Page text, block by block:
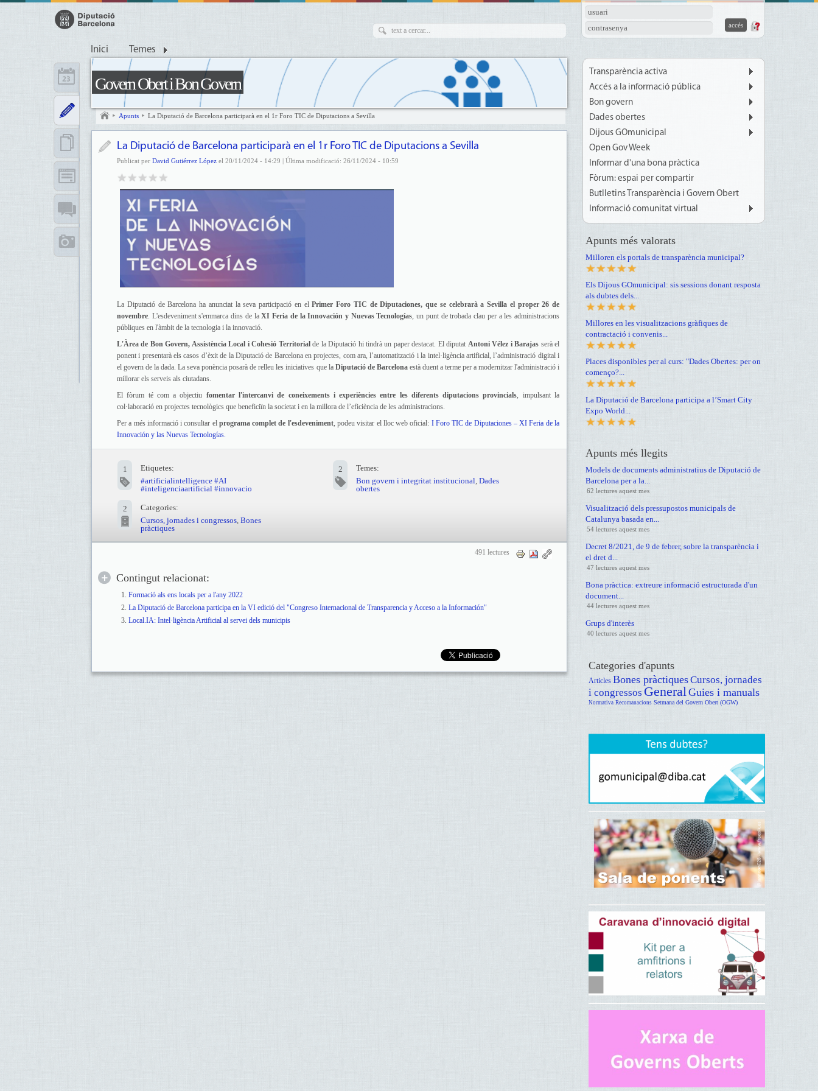
usuari
contrasenya
Inici Temes
Govern Obert i Bon Govern
Apunts La Diputació de Barcelona participarà en el 1r Foro TIC de Diputacions a Sevilla
La Diputació de Barcelona participarà en el 1r Foro TIC de Diputacions a Sevilla
Publicat per David Gutiérrez López el 20/11/2024 - 14:29 | Última modificació: 26/11/2024 - 10:59
La Diputació de Barcelona ha anunciat la seva participació en elPrimer Foro TIC de Diputaciones, que se celebrarà a Sevilla el proper 26 de
novembre. L'esdeveniment s'emmarca dins de laXI Feria de la Innovación y Nuevas Tecnologías, un punt de trobada clau per a les administracions
públiques en l'àmbit de la tecnologia i la innovació.
L'Àrea de Bon Govern, Assistència Local i Cohesió Territorialde la Diputació hi tindrà un paper destacat. El diputat Antoni Vélez i Barajas serà el
ponent i presentarà els casos d’èxit de la Diputació de Barcelona en projectes, com ara, l’automatització i la intel·ligència artificial, l’administració digital i
el govern de la dada. La seva ponència posarà de relleu les iniciatives que la Diputació de Barcelonaestà duent a terme per a modernitzar l'administració i
millorar els serveis als ciutadans.
El fòrum té com a objectiu fomentar l'intercanvi de coneixements i experiències entre les diferents diputacions provincials, impulsant la
col·laboració en projectes tecnològics que beneficiïn la societat i en la millora de l’eficiència de les administracions.
Per a més informació i consultar el programa complet de l'esdeveniment, podeu visitar el lloc web oficial: I Foro TIC de Diputaciones – XI Feria de la
Innovación y las Nuevas Tecnologías.
1
Etiquetes:
#artificialintelligence #AI
#inteligenciaartificial #innovacio
2
Temes:
Bon govern i integritat institucional, Dades
obertes
2
Categories:
Cursos, jornades i congressos, Bones
pràctiques
491 lectures
Contingut relacionat:
Formació als ens locals per a l'any 2022
La Diputació de Barcelona participa en la VI edició del "Congreso Internacional de Transparencia y Acceso a la Información"
Local.IA: Intel·ligència Artificial al servei dels municipis
Transparència activa
Accés a la informació pública
Bon govern
Dades obertes
Dijous GOmunicipal
Open Gov Week
Informar d'una bona pràctica
Fòrum: espai per compartir
Butlletins Transparència i Govern Obert
Informació comunitat virtual
Apunts més valorats
Milloren els portals de transparència municipal?
Els Dijous GOmunicipal: sis sessions donant resposta
als dubtes dels...
Millores en les visualitzacions gràfiques de
contractació i convenis...
Places disponibles per al curs: "Dades Obertes: per on
començo?...
La Diputació de Barcelona participa a l’Smart City
Expo World...
Apunts més llegits
Models de documents administratius de Diputació de
Barcelona per a la...
62 lectures aquest mes
Visualització dels pressupostos municipals de
Catalunya basada en...
54 lectures aquest mes
Decret 8/2021, de 9 de febrer, sobre la transparència i
el dret d...
47 lectures aquest mes
Bona pràctica: extreure informació estructurada d'un
document...
44 lectures aquest mes
Grups d'interès
40 lectures aquest mes
Categories d'apunts
Articles Bones pràctiquesCursos, jornades
i congressos GeneralGuies i manuals
Normativa Recomanacions Setmana del Govern Obert (OGW)